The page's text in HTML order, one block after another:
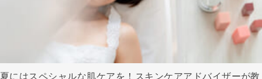
夏にはスペシャルな肌ケアを！スキンケアアドバイザーが教